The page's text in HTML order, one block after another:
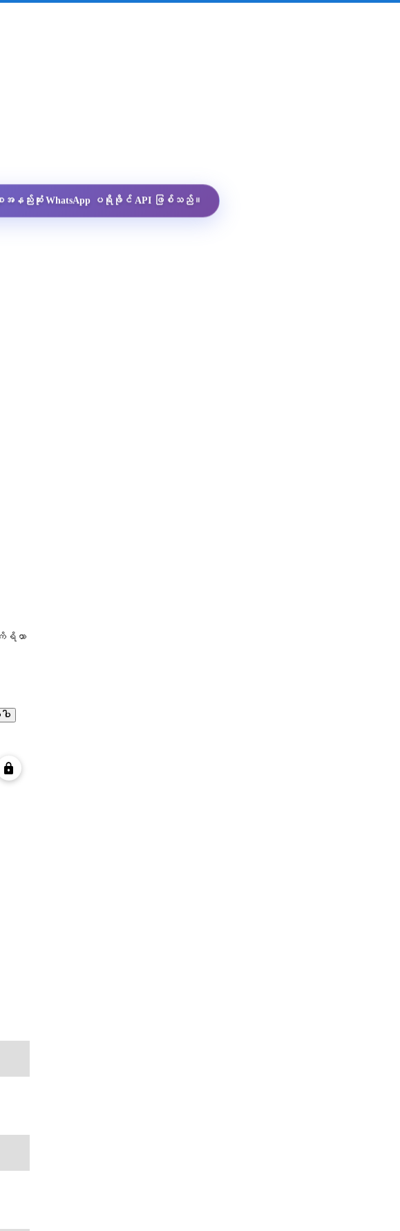
ျေးအနည်းဆုံး WhatsApp ပရိုဖိုင် API ဖြစ်သည်။
ရိယာ
ါ